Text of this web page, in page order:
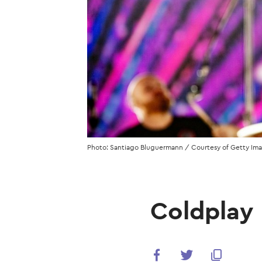
Photo: Santiago Bluguermann / Courtesy of Getty
Coldplay